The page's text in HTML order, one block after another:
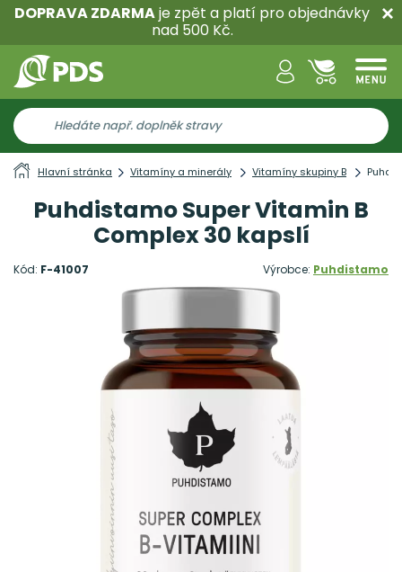
DOPRAVA ZDARMAje zpět a platí pro objednávky
nad 500 Kč.
Hlavní stránka Vitamíny a minerály Vitamíny skupiny B
Puhdistamo Super Vitamin B
Complex 30 kapslí
Kód: F-41007 Výrobce: Puhdistamo